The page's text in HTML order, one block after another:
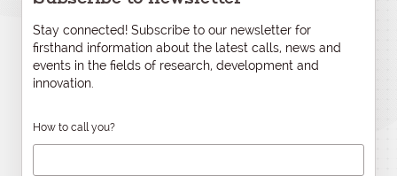
Stay connected! Subscribe to our newsletter for
firsthand information about the latest calls, news and
events in the fields of research, development and
innovation.
How to call you?